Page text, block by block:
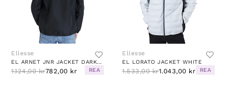
Ellesse
EL ARNET JNR JACKET DARK GREY MARL/BLACK
1.124,00 kr782,00 kr REA
Ellesse
EL LORATO JACKET WHITE
1.533,00 kr1.043,00 kr REA